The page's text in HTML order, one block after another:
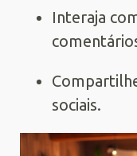
Interaja
sociais.